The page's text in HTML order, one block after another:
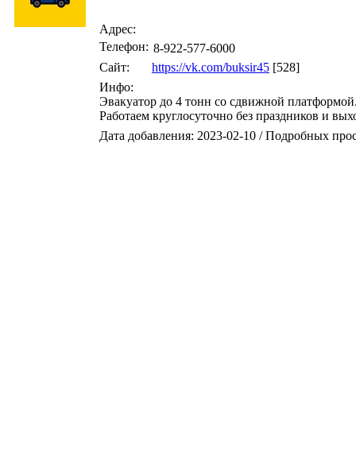
Адрес:
Телефон: 8-922-577-6000
Сайт:
https://vk.com/buksir45 [528]
Инфо:
Эвакуатор до 4 тонн со сдвижной
Работаем круглосуточно без праздников и
Дата добавления: 2023-02-10 / Подробных